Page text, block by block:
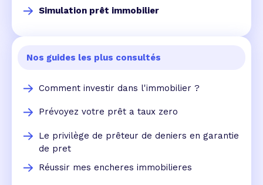
Simulation prêt immobilier
Nos guides les plus consultés
Comment investir dans l'immobilier ?
Prévoyez votre prêt a taux zero
Le privilège de prêteur de deniers en garantie
de pret
Réussir mes encheres immobilieres